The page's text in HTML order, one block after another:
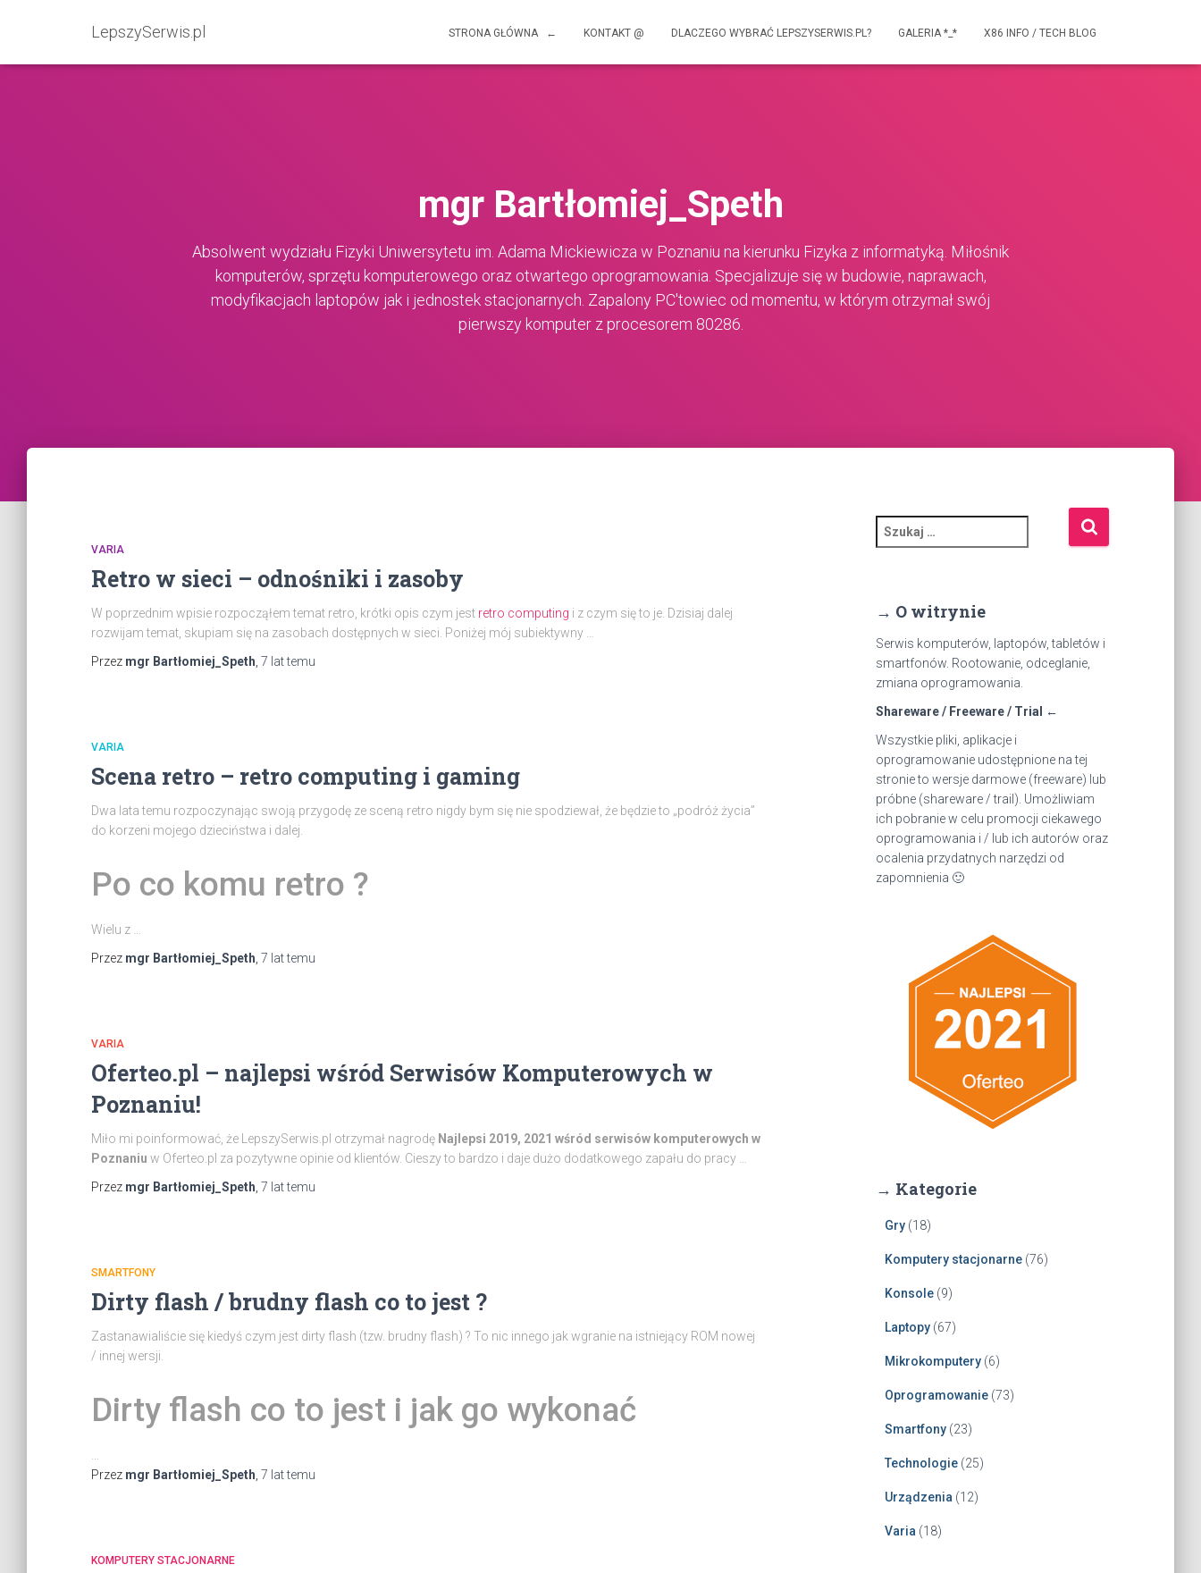
LepszySerwis.pl STRONA GŁÓWNA ← KONTAKT @ DLACZEGO WYBRAĆ LEPSZYSERWIS.PL? GALERIA *_* X86 INFO / TECH BLOG
mgr Bartłomiej_Speth
Absolwent wydziału Fizyki Uniwersytetu im. Adama Mickiewicza w Poznaniu na kierunku Fizyka z informatyką. Miłośnik
komputerów, sprzętu komputerowego oraz otwartego oprogramowania. Specjalizuje się w budowie, naprawach,
modyfikacjach laptopów jak i jednostek stacjonarnych. Zapalony PC'towiec od momentu, w którym otrzymał swój
pierwszy komputer z procesorem 80286.
VARIA
Retro w sieci – odnośniki i zasoby
W poprzednim wpisie rozpocząłem temat retro, krótki opis czym jest retro computing i z czym się to je. Dzisiaj dalej
rozwijam temat, skupiam się na zasobach dostępnych w sieci. Poniżej mój subiektywny …
Przez mgr Bartłomiej_Speth 7 lattemu
VARIA
Scena retro – retro computing i gaming
Dwa lata temu rozpoczynając swoją przygodę ze sceną retro nigdy bym się nie spodziewał, że będzie to „podróż życia”
do korzeni mojego dzieciństwa i dalej.
Po co komu retro ?
Wielu z …
Przez mgr Bartłomiej_Speth 7 lattemu
VARIA
Oferteo.pl – najlepsi wśród Serwisów Komputerowych w
Poznaniu!
Miło mi poinformować, że LepszySerwis.pl otrzymał nagrodę Najlepsi 2019, 2021 wśród serwisów komputerowych w
Poznaniu w Oferteo.pl za pozytywne opinie od klientów. Cieszy to bardzo i daje dużo dodatkowego zapału do pracy …
Przez mgr Bartłomiej_Speth 7 lattemu
SMARTFONY
Dirty flash / brudny flash co to jest ?
Zastanawialiście się kiedyś czym jest dirty flash (tzw. brudny flash) ? To nic innego jak wgranie na istniejący ROM nowej
/ innej wersji.
Dirty flash co to jest i jak go wykonać
Przez mgr Bartłomiej_Speth 7 lattemu
KOMPUTERY STACJONARNE
z
:
→ O witrynie
Serwis komputerów, laptopów, tabletów i
smartfonów. Rootowanie, odceglanie,
zmiana oprogramowania.
Shareware / Freeware / Trial ←
Wszystkie pliki, aplikacje i
oprogramowanie udostępnione na tej
stronie to wersje darmowe (freeware) lub
próbne (shareware / trail). Umożliwiam
ich pobranie w celu promocji ciekawego
oprogramowania i / lub ich autorów oraz
ocalenia przydatnych narzędzi od
zapomnienia 🙂
→ Kategorie
Gry(18)
Komputery stacjonarne(76)
Konsole(9)
Laptopy(67)
Mikrokomputery(6)
Oprogramowanie(73)
Smartfony(23)
Technologie(25)
Urządzenia (12)
Varia (18)